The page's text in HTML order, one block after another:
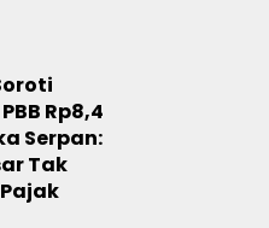
Rp8,4
Serpan:
Tak